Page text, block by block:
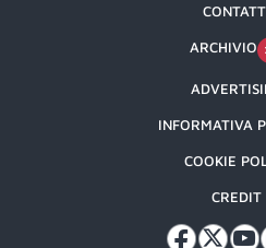
ARCHIVIO
INFORMATIVA
COOKIE
CREDIT